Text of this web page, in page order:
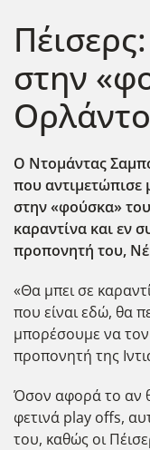
στην
Ο Ντομάντας
που αντιμετώπισε
στην «φούσκα»
καραντίνα και εν
προπονητή του,
«Θα μπει σε
που είναι εδώ, θα
μπορέσουμε να
προπονητή της
Όσον αφορά το αν
φετινά play offs,
του, καθώς οι